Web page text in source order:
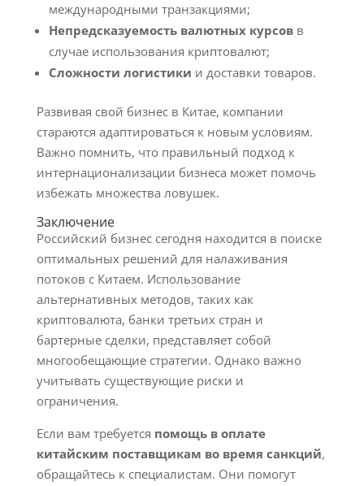
международными транзакциями;
Непредсказуемость валютных курсовв
случае использования криптовалют;
Сложности логистики и доставки товаров.
Развивая свой бизнес в Китае, компании
стараются адаптироваться к новым условиям.
Важно помнить, что правильный подход к
интернационализации бизнеса может помочь
избежать множества ловушек.
Заключение
Российский бизнес сегодня находится в поиске
оптимальных решений для налаживания
потоков с Китаем. Использование
альтернативных методов, таких как
криптовалюта, банки третьих стран и
бартерные сделки, представляет собой
многообещающие стратегии. Однако важно
учитывать существующие риски и
ограничения.
Если вам требуется помощь в оплате
китайским поставщикам во время санкций,
обращайтесь к специалистам. Они помогут